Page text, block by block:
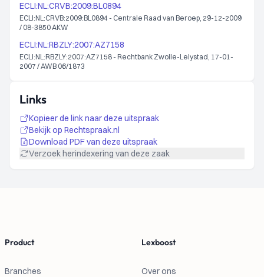
ECLI:NL:CRVB:2009:BL0894
ECLI:NL:CRVB:2009:BL0894 - Centrale Raad van Beroep, 29-12-2009
/ 08-3850 AKW
ECLI:NL:RBZLY:2007:AZ7158
ECLI:NL:RBZLY:2007:AZ7158 - Rechtbank Zwolle-Lelystad, 17-01-
2007 / AWB 06/1873
Links
Kopieer de link naar deze uitspraak
Bekijk op Rechtspraak.nl
Download PDF van deze uitspraak
Verzoek herindexering van deze zaak
Product
Branches
Lexboost
Over ons